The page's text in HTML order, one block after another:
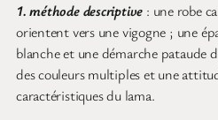
1. méthode descriptive : une robe
orientent vers une vigogne ; une
blanche et une démarche pataude
des couleurs multiples et une
caractéristiques du lama.